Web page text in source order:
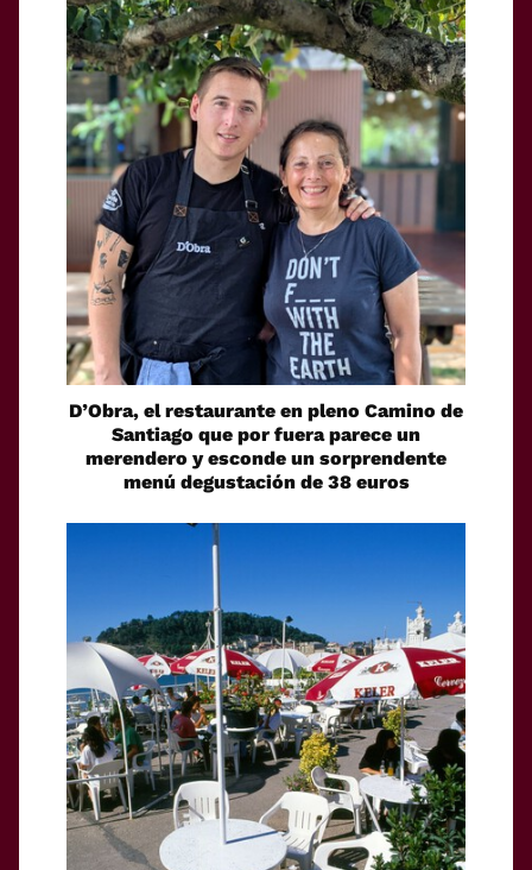
D’Obra, el restaurante en pleno Camino de
Santiago que por fuera parece un
merendero y esconde un sorprendente
menú degustación de 38 euros